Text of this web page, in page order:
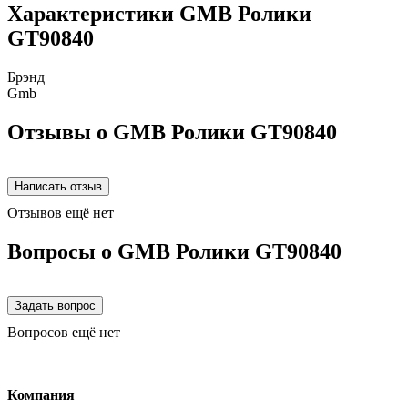
Характеристики GMB Ролики
GT90840
Брэнд
Gmb
Отзывы о GMB Ролики GT90840
Отзывов ещё нет
Вопросы о GMB Ролики GT90840
Вопросов ещё нет
Компания